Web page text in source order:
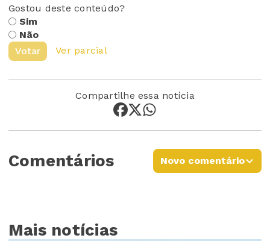
Gostou deste conteúdo?
Sim
Não
Votar
Ver parcial
Compartilhe essa notícia
Comentários Novo comentário
Mais notícias